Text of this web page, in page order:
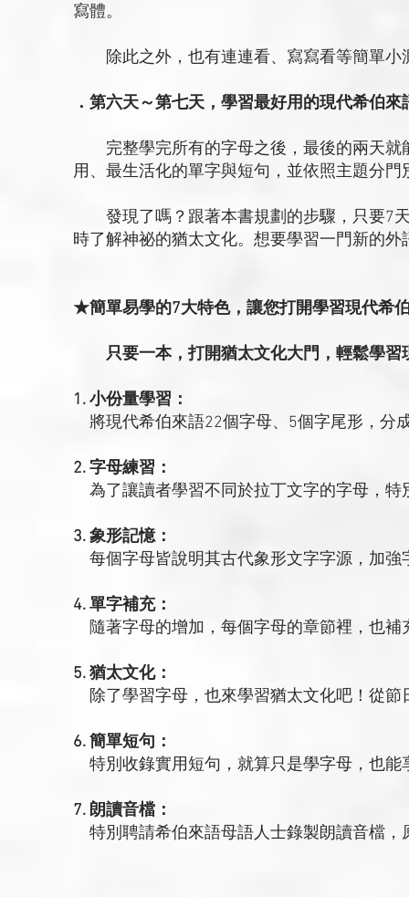
寫體。
除此之外，也有連連看、寫寫看等簡單小
．第六天～第七天，學習最好用的現代希伯
完整學完所有的字母之後，最後的兩天就
用、最生活化的單字與短句，並依照主題分
發現了嗎？跟著本書規劃的步驟，只要7天
時了解神祕的猶太文化。想要學習一門新的
★簡單易學的7大特色，讓您打開學習現代希
只要一本，打開猶太文化大門，輕鬆學習
1. 小份量學習：
將現代希伯來語22個字母、5個字尾形，分
2. 字母練習：
為了讓讀者學習不同於拉丁文字的字母，特
3. 象形記憶：
每個字母皆說明其古代象形文字字源，加強
4. 單字補充：
隨著字母的增加，每個字母的章節裡，也補
5. 猶太文化：
除了學習字母，也來學習猶太文化吧！從節
6. 簡單短句：
特別收錄實用短句，就算只是學字母，也能
7. 朗讀音檔：
特別聘請希伯來語母語人士錄製朗讀音檔，